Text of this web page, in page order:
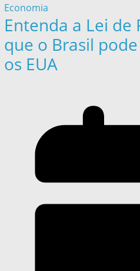
Economia
Entenda a Lei de
que o Brasil
os EUA